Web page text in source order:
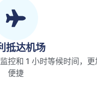
抵达机场
控和 1 小时等候时间，更
便捷